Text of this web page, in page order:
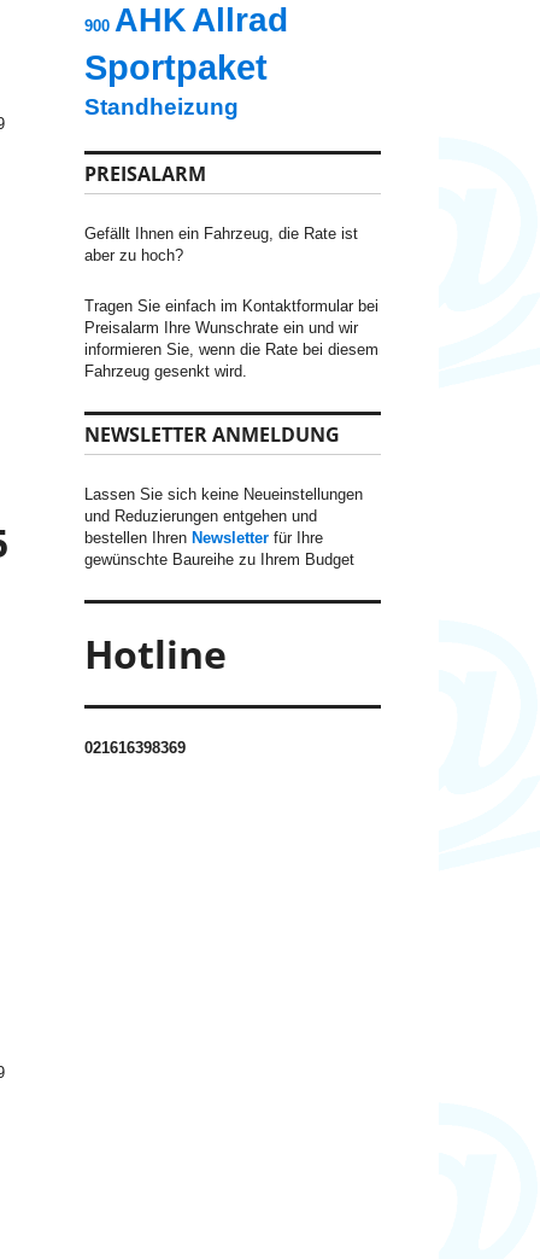
900 AHKAllrad
Sportpaket
Standheizung
PREISALARM
Gefällt Ihnen ein Fahrzeug, die Rate ist
aber zu hoch?
Tragen Sie einfach im Kontaktformular bei
Preisalarm Ihre Wunschrate ein und wir
informieren Sie, wenn die Rate bei diesem
Fahrzeug gesenkt wird.
NEWSLETTER ANMELDUNG
Lassen Sie sich keine Neueinstellungen
und Reduzierungen entgehen und
bestellen Ihren Newsletter für Ihre
gewünschte Baureihe zu Ihrem Budget
Hotline
021616398369